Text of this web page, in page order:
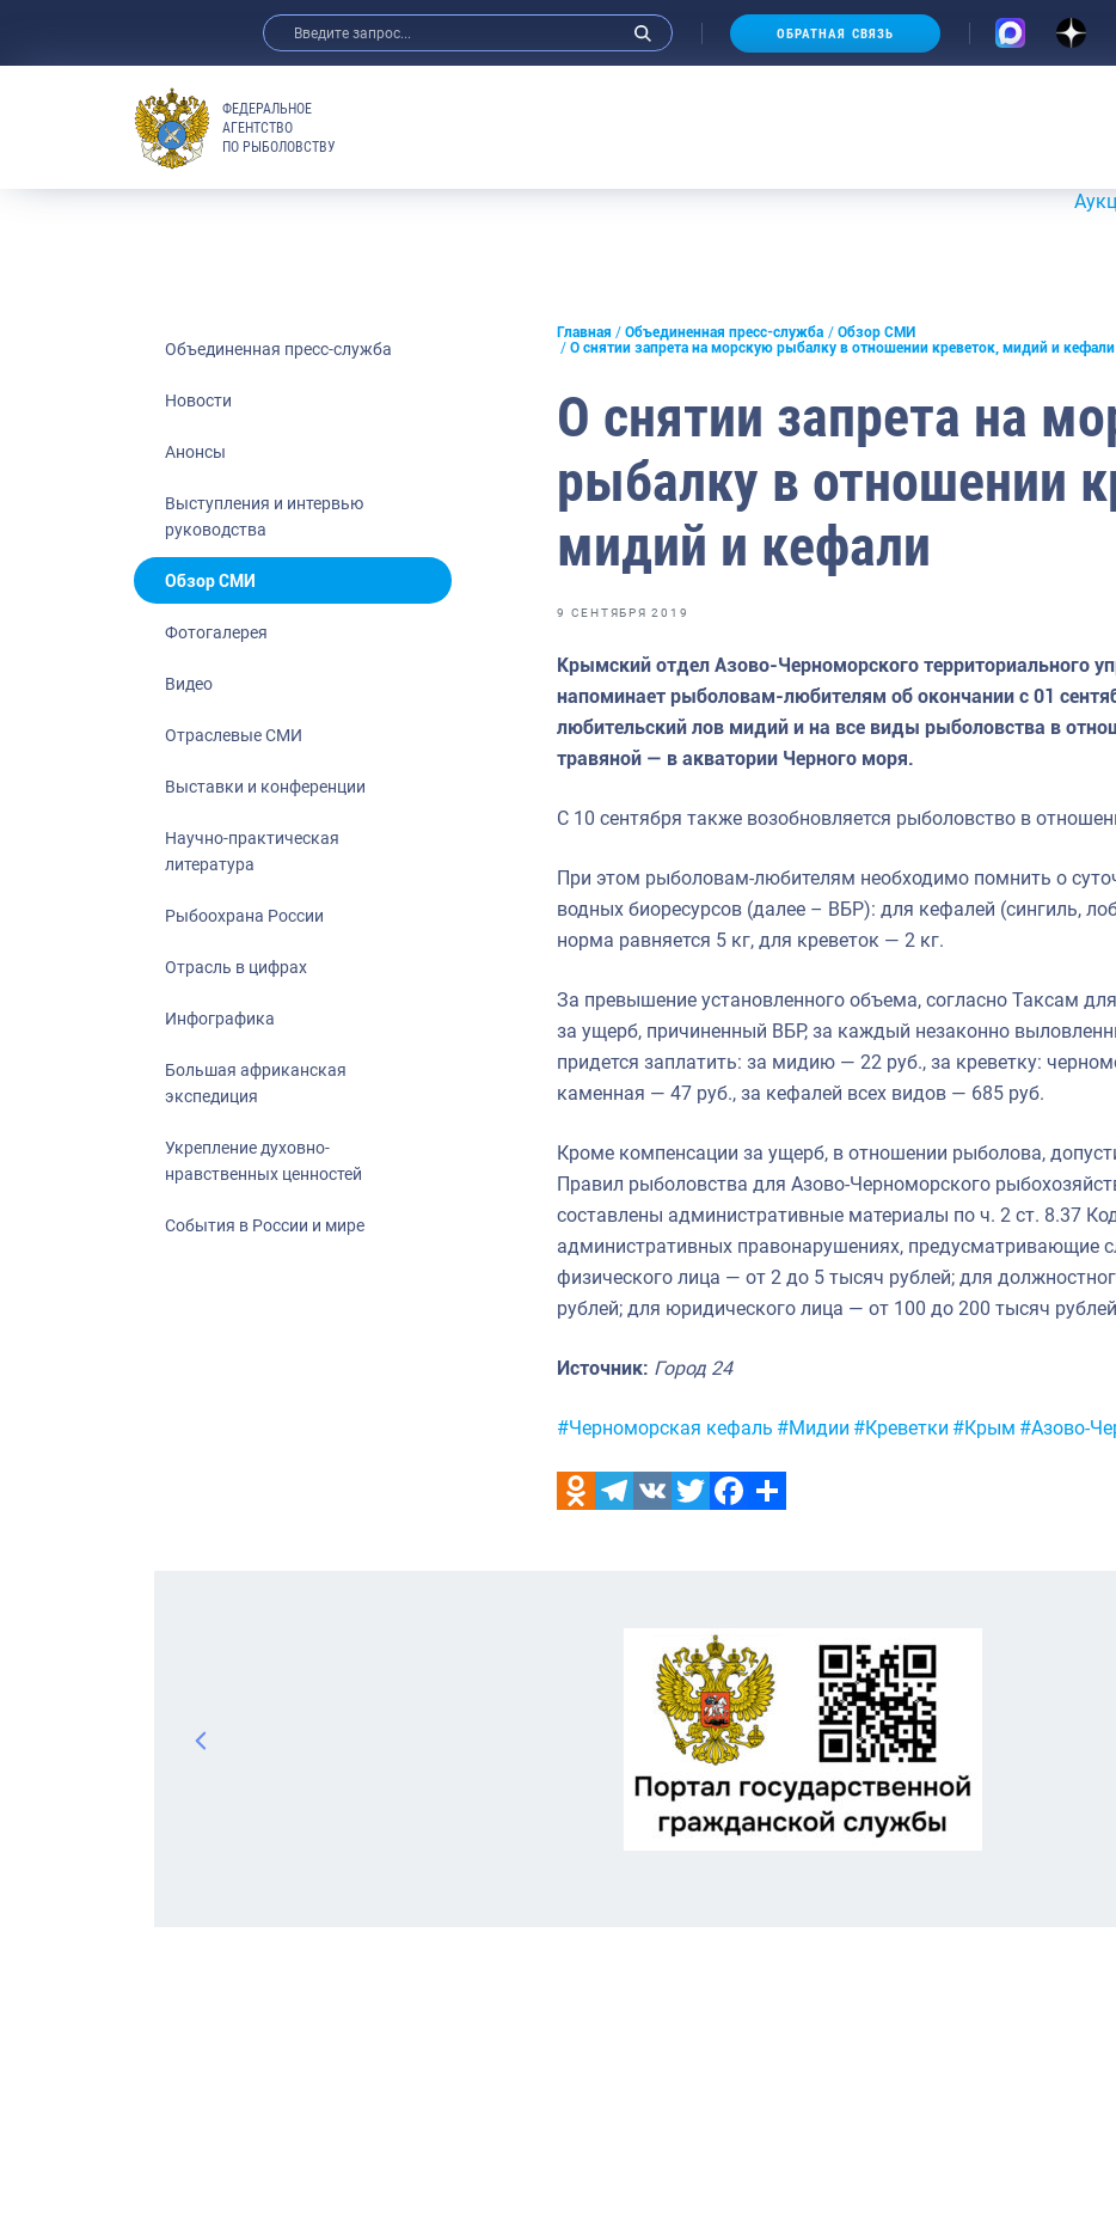
Анонсы
Выставки и конференции
Научно-практическая литература
Рыбоохрана России
Отрасль в цифрах
Инфографика
Большая африканская экспедиция
Укрепление духовно-нравственных
ОБРАТНАЯ СВЯЗЬ
ФЕДЕРАЛЬНОЕ
АГЕНТСТВО
ПО РЫБОЛОВСТВУ
Аукционы
Объединенная пресс-служба
Новости
Анонсы
Выступления и интервью
руководства
Обзор СМИ
Фотогалерея
Видео
Отраслевые СМИ
Выставки и конференции
Научно-практическая
литература
Рыбоохрана России
Отрасль в цифрах
Инфографика
Большая африканская
экспедиция
Укрепление духовно-
нравственных ценностей
События в России и мире
Главная Объединенная пресс-служба
Обзор СМИ
О снятии запрета на морскую рыбалку в отношении креветок, мидий и кефали
О снятии запрета на
рыбалку в отношении
мидий и кефали
9 СЕНТЯБРЯ 2019
Крымский отдел Азово-Черноморского территориального
напоминает рыболовам-любителям об окончании с 01
любительский лов мидий и на все виды рыболовства в
травяной — в акватории Черного моря.
С 10 сентября также возобновляется рыболовство в
При этом рыболовам-любителям необходимо помнить о
водных биоресурсов (далее – ВБР): для кефалей (сингиль,
норма равняется 5 кг, для креветок — 2 кг.
За превышение установленного объема, согласно Таксам
за ущерб, причиненный ВБР, за каждый незаконно
придется заплатить: за мидию — 22 руб., за креветку:
каменная — 47 руб., за кефалей всех видов — 685 руб.
Кроме компенсации за ущерб, в отношении рыболова,
Правил рыболовства для Азово-Черноморского
составлены административные материалы по ч. 2 ст. 8.37
административных правонарушениях, предусматривающие
физического лица — от 2 до 5 тысяч рублей; для
рублей; для юридического лица — от 100 до 200 тысяч
Источник: Город 24
Метки:
#Черноморская кефаль #Мидии #Креветки #Крым #Азово-